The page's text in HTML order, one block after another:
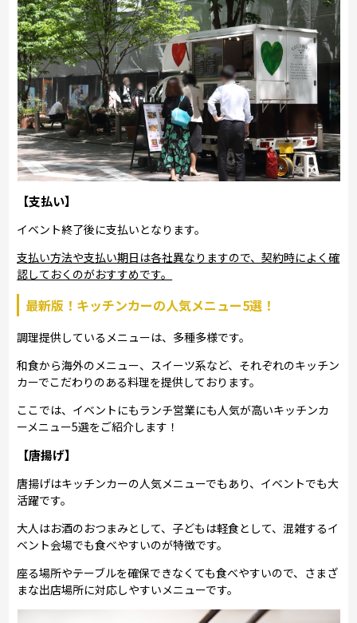
【支払い】
イベント終了後に支払いとなります。
支払い方法や支払い期日は各社異なりますので、契約時によく確
認しておくのがおすすめです。
最新版！キッチンカーの人気メニュー5選！
調理提供しているメニューは、多種多様です。
和食から海外のメニュー、スイーツ系など、それぞれのキッチン
カーでこだわりのある料理を提供しております。
ここでは、イベントにもランチ営業にも人気が高いキッチンカ
ーメニュー5選をご紹介します！
【唐揚げ】
唐揚げはキッチンカーの人気メニューでもあり、イベントでも大
活躍です。
大人はお酒のおつまみとして、子どもは軽食として、混雑するイ
ベント会場でも食べやすいのが特徴です。
座る場所やテーブルを確保できなくても食べやすいので、さまざ
まな出店場所に対応しやすいメニューです。